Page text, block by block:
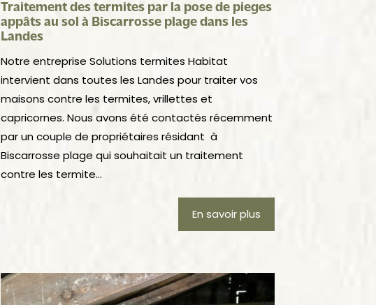
Traitement des termites par la pose de pieges
appâts au sol à Biscarrosse plage dans les
Landes
Notre entreprise Solutions termites Habitat
intervient dans toutes les Landes pour traiter vos
maisons contre les termites, vrillettes et
capricornes. Nous avons été contactés récemment
par un couple de propriétaires résidant à
Biscarrosse plage qui souhaitait un traitement
contre les termite...
En savoir plus